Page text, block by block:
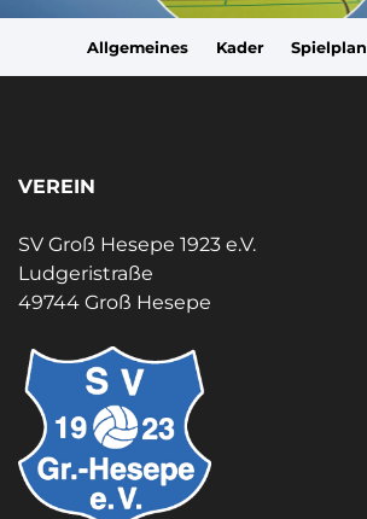
Allgemeines Kader Spielplan
VEREIN
SV Groß Hesepe 1923 e.V.
Ludgeristraße
49744 Groß Hesepe